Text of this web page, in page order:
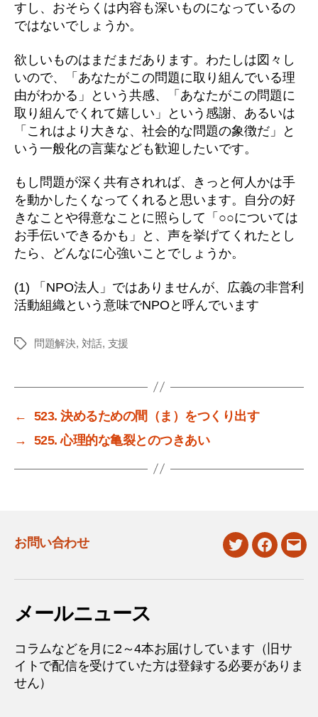
すし、おそらくは内容も深いものになっているの
ではないでしょうか。
欲しいものはまだまだあります。わたしは図々し
いので、「あなたがこの問題に取り組んでいる理
由がわかる」という共感、「あなたがこの問題に
取り組んでくれて嬉しい」という感謝、あるいは
「これはより大きな、社会的な問題の象徴だ」と
いう一般化の言葉なども歓迎したいです。
もし問題が深く共有されれば、きっと何人かは手
を動かしたくなってくれると思います。自分の好
きなことや得意なことに照らして「○○については
お手伝いできるかも」と、声を挙げてくれたとし
たら、どんなに心強いことでしょうか。
(1) 「NPO法人」ではありませんが、広義の非営利
活動組織という意味でNPOと呼んでいます
タ
問題解決, 対話, 支援
←
523. 決めるための間（ま）をつくり出す
→
525. 心理的な亀裂とのつきあい
お問い合わせ
twitterfacebook
メールニュース
コラムなどを月に2～4本お届けしています（旧サ
イトで配信を受けていた方は登録する必要がありま
せん）